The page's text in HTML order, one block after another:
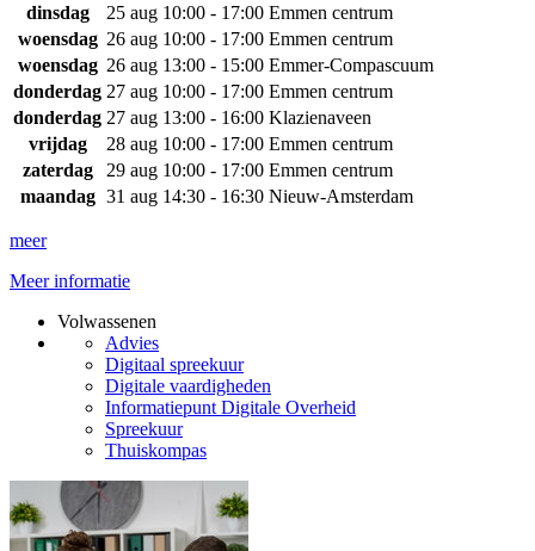
dinsdag
25 aug 10:00 - 17:00 Emmen centrum
woensdag 26 aug 10:00 - 17:00 Emmen centrum
woensdag 26 aug 13:00 - 15:00 Emmer-Compascuum
donderdag 27 aug 10:00 - 17:00 Emmen centrum
donderdag 27 aug 13:00 - 16:00 Klazienaveen
vrijdag
28 aug 10:00 - 17:00 Emmen centrum
zaterdag
29 aug 10:00 - 17:00 Emmen centrum
maandag 31 aug 14:30 - 16:30 Nieuw-Amsterdam
meer
Meer informatie
Volwassenen
Advies
Digitaal spreekuur
Digitale vaardigheden
Informatiepunt Digitale Overheid
Spreekuur
Thuiskompas